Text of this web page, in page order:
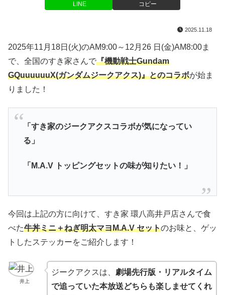
LINE コピー
2025.11.18
2025年11月18日(火)のAM9:00～12月26 日(金)AM8:00ま
で、全国のすき家さんで『機動戦士Gundam
GQuuuuuuX(ガンダムジークアクス)』とのコラボが始ま
りました！
「すき家のジークアクスコラボが気になってい
る」
「M.A.V トッピングセットの味が知りたい！」
今回は上記の方に向けて、すき家 環八高井戸店さんで食
べた牛丼ミニ＋ねぎ明太マヨM.A.V セットのお味と、ゲッ
トしたステッカーをご紹介します！
井上
ジークアクスは、 劇場先行版・リアルタイム
で追っていた本放送どちらも楽しませてくれ